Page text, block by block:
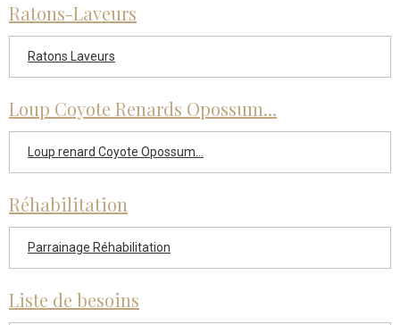
Ratons-Laveurs
Ratons Laveurs
Loup Coyote Renards Opossum...
Loup renard Coyote Opossum...
Réhabilitation
Parrainage Réhabilitation
Liste de besoins